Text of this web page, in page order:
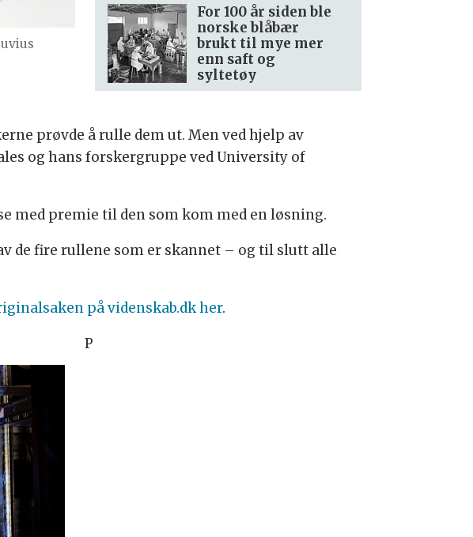
For 100 år siden ble
norske blåbær
brukt til mye mer
enn saft og
syltetøy
prøvde å rulle dem ut. Men ved hjelp av
og hans forskergruppe ved University of
med premie til den som kom med en løsning.
de fire rullene som er skannet – og til slutt alle
på videnskab.dk her.
P